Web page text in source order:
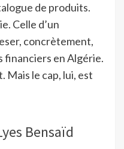
de produits.
Celle d’un
concrètement,
financiers en Algérie.
Mais le cap, lui, est
Bensaïd